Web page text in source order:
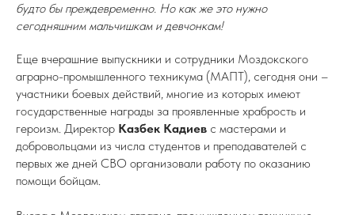
будто бы преждевременно. Но как же это нужно
сегодняшним мальчишкам и девчонкам!
Еще вчерашние выпускники и сотрудники Моздокского
аграрно-промышленного техникума (МАПТ), сегодня они –
участники боевых действий, многие из которых имеют
государственные награды за проявленные храбрость и
героизм. Директор Казбек Кадиев с мастерами и
добровольцами из числа студентов и преподавателей с
первых же дней СВО организовали работу по оказанию
помощи бойцам.